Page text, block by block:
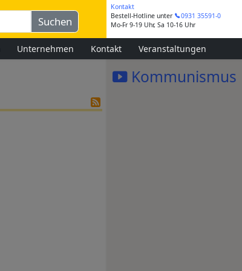
Kontakt
Bestell-Hotline unter
0931 35591-0
Mo-Fr 9-19 Uhr, Sa 10-16 Uhr
Unternehmen Kontakt Veranstaltungen
Kommunismus